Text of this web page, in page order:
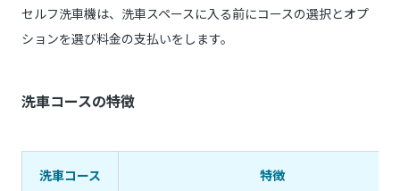
セルフ洗車機は、洗車スペースに入る前にコースの選択とオプ
ションを選び料金の支払いをします。
洗車コースの特徴
洗車コース 特徴